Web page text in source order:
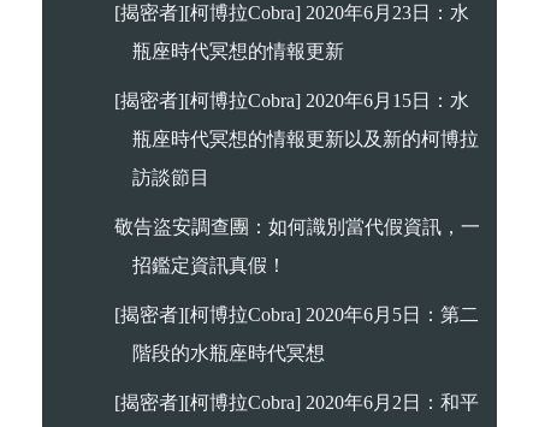
[揭密者][柯博拉Cobra] 2020年6月23日：水
瓶座時代冥想的情報更新
[揭密者][柯博拉Cobra] 2020年6月15日：水
瓶座時代冥想的情報更新以及新的柯博拉
訪談節目
敬告盜安調查團：如何識別當代假資訊，一
招鑑定資訊真假！
[揭密者][柯博拉Cobra] 2020年6月5日：第二
階段的水瓶座時代冥想
[揭密者][柯博拉Cobra] 2020年6月2日：和平